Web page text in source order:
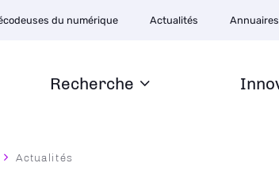
Recherche
du numérique Actualités Annuaires
Actualités